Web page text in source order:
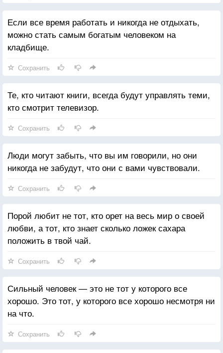
Если все время работать и никогда не отдыхать,
можно стать самым богатым человеком на
кладбище.
Сохранить
Те, кто читают книги, всегда будут управлять теми,
кто смотрит телевизор.
Сохранить
Люди могут забыть, что вы им говорили, но они
никогда не забудут, что они с вами чувствовали.
Сохранить
Порой любит не тот, кто орет на весь мир о своей
любви, а тот, кто знает сколько ложек сахара
положить в твой чай.
Сохранить
Сильный человек — это не тот у которого все
хорошо. Это тот, у которого все хорошо несмотря ни
на что.
Сохранить